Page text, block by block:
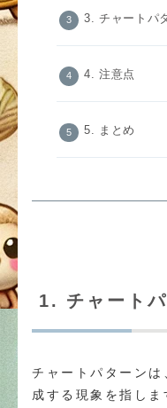
3. チャートパ
4. 注意点
5. まとめ
1. チャート
チャートパターン
成する現象を指し